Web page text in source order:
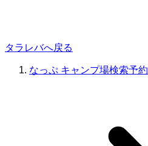
タラレバへ戻る
なっぷ キャンプ場検索予約